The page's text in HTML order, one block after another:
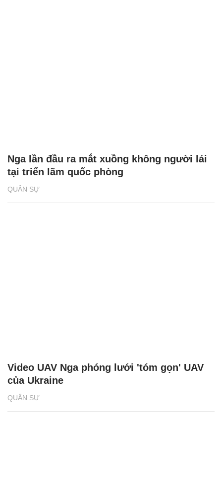
QUÂN SỰ
Nga lần đầu ra mắt xuồng không người lái
tại triển lãm quốc phòng
QUÂN SỰ
Video UAV Nga phóng lưới 'tóm gọn' UAV
của Ukraine